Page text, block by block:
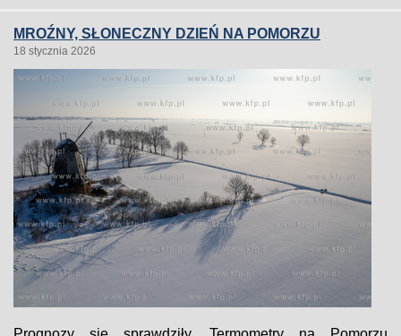
MROŹNY, SŁONECZNY DZIEŃ NA POMORZU
18 stycznia 2026